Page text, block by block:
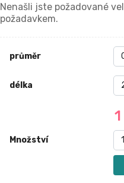
Nenašli jste požadované
požadavkem.
průměr
délka
Množství